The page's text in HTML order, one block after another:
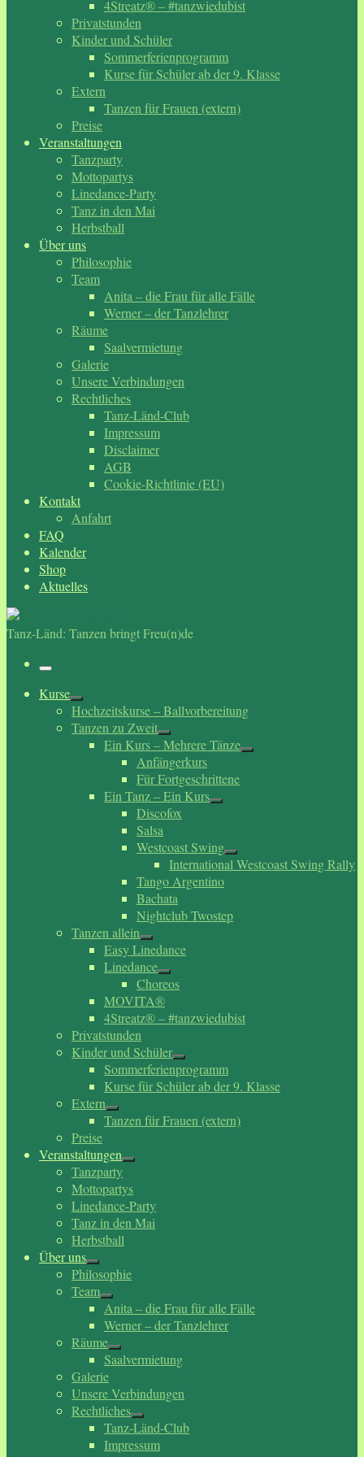
4Streatz® – #tanzwiedubist
Privatstunden
Kinder und Schüler
Sommerferienprogramm
Kurse für Schüler ab der 9. Klasse
Extern
Tanzen für Frauen (extern)
Preise
Veranstaltungen
Tanzparty
Mottopartys
Linedance-Party
Tanz in den Mai
Herbstball
Über uns
Philosophie
Team
Anita – die Frau für alle Fälle
Werner – der Tanzlehrer
Räume
Saalvermietung
Galerie
Unsere Verbindungen
Rechtliches
Tanz-Länd-Club
Impressum
Disclaimer
AGB
Cookie-Richtlinie (EU)
Kontakt
Anfahrt
FAQ
Kalender
Shop
Aktuelles
Tanz-Länd: Tanzen bringt Freu(n)de
Menü
Kurse
Hochzeitskurse – Ballvorbereitung
Tanzen zu Zweit
Ein Kurs – Mehrere Tänze
Anfängerkurs
Für Fortgeschrittene
Ein Tanz – Ein Kurs
Discofox
Salsa
Westcoast Swing
International Westcoast Swing Rally
Tango Argentino
Bachata
Nightclub Twostep
Tanzen allein
Easy Linedance
Linedance
Choreos
MOVITA®
4Streatz® – #tanzwiedubist
Privatstunden
Kinder und Schüler
Sommerferienprogramm
Kurse für Schüler ab der 9. Klasse
Extern
Tanzen für Frauen (extern)
Preise
Veranstaltungen
Tanzparty
Mottopartys
Linedance-Party
Tanz in den Mai
Herbstball
Über uns
Philosophie
Team
Anita – die Frau für alle Fälle
Werner – der Tanzlehrer
Räume
Saalvermietung
Galerie
Unsere Verbindungen
Rechtliches
Tanz-Länd-Club
Impressum